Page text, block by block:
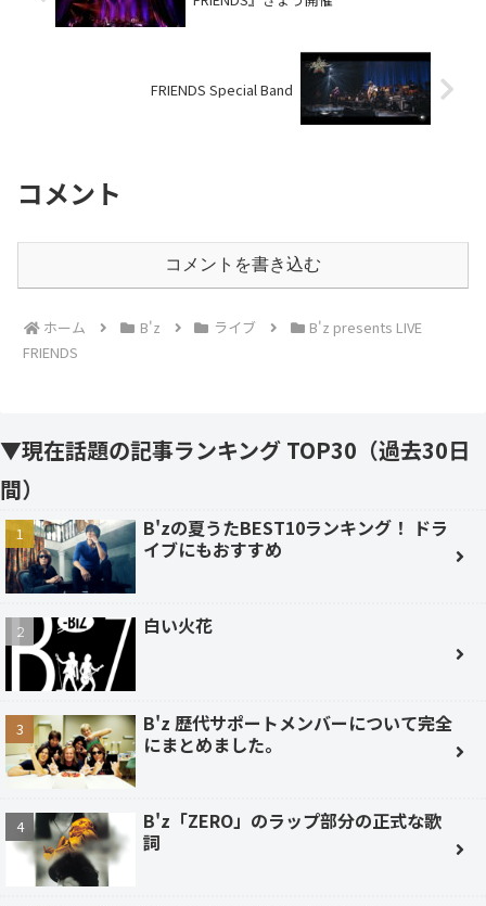
FRIENDS Special Band
コメント
コメントを書き込む
ホーム B'z ライブ
B'z presents LIVE
FRIENDS
▼現在話題の記事ランキング TOP30（過去30日
間）
B'zの夏うたBEST10ランキング！ ドラ
イブにもおすすめ
白い火花
B'z 歴代サポートメンバーについて完全
にまとめました。
B'z「ZERO」のラップ部分の正式な歌
詞